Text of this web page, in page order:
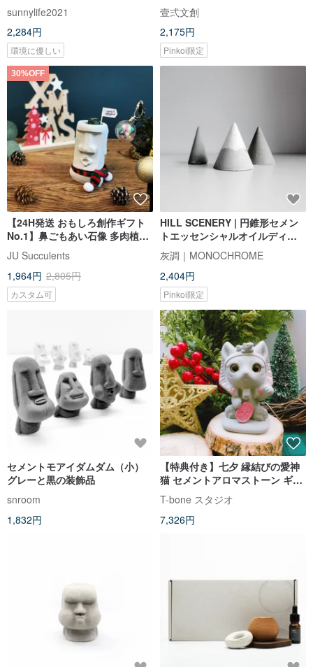
sunnylife2021
2,284円
環境に優しい
壹弍文創
2,175円
Pinkoi限定
30%OFF
【24H発送 おもしろ創作ギフト
No.1】鼻ごもあい石像 多肉植物
セメント鉢 サボテン
JU Succulents
1,964円 2,805円
カスタム可
HILL SCENERY | 円錐形セメン
トエッセンシャルオイルディフ
ューザー石とリングホルダー 3点
セット
灰調｜MONOCHROME
2,404円
Pinkoi限定
セメントモアイダムダム（小）
グレーと黒の装飾品
snroom
1,832円
【特典付き】七夕 縁結びの愛神
猫 セメントアロマストーン ギフ
ト
T-bone スタジオ
7,326円